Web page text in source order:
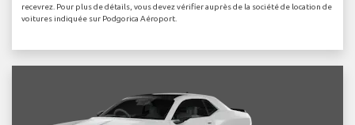
recevrez. Pour plus de détails, vous devez vérifier auprès de la société de location de
voitures indiquée sur Podgorica Aéroport.